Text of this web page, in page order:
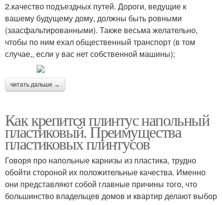
2.качество подъездных путей. Дороги, ведущие к
вашему будущему дому, должны быть ровными
(заасфальтированными). Также весьма желательно,
чтобы по ним ехал общественный транспорт (в том
случае,, если у вас нет собственной машины);
читать дальше →
Как крепится плинтус напольный
пластиковый. Преимущества
пластиковых плинтусов
Говоря про напольные карнизы из пластика, трудно
обойти стороной их положительные качества. Именно
они представляют собой главные причины того, что
большинство владельцев домов и квартир делают выбор